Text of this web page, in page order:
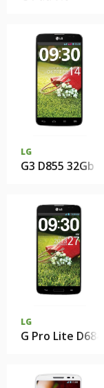
LG
G3 D855 32Gb
LG
G Pro Lite D684